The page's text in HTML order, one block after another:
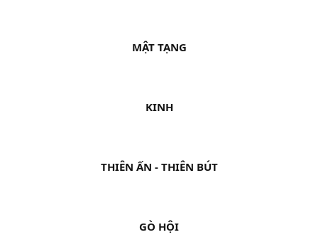
MẬT TẠNG
KINH
THIÊN ẤN - THIÊN BÚT
GÒ HỘI